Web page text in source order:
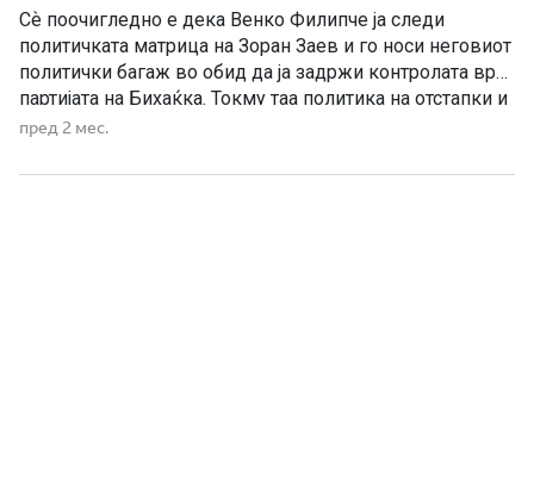
Сѐ поочигледно е дека Венко Филипче ја следи
политичката матрица на Зоран Заев и го носи неговиот
политички багаж во обид да ја задржи контролата врз
партијата на Бихаќка. Токму таа политика на отстапки и
попуштања во минатото доведе до последните
државата. Граѓаните веќе ја оценија […]
пред 2 мес.